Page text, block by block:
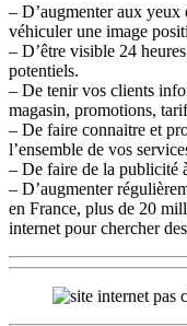
– D’augmenter aux
véhiculer une image
– D’être visible 24
potentiels.
– De tenir vos clients
magasin, promotions,
– De faire connaitre et
l’ensemble de vos
– De faire de la publicité
– D’augmenter
en France, plus de 20
internet pour chercher